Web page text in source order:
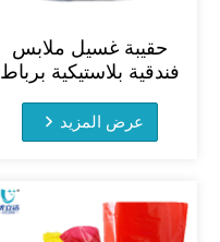
حقيبة غسيل ملابس
فندقية بلاستيكية برباط
وشعار مخصص
عرض المزيد